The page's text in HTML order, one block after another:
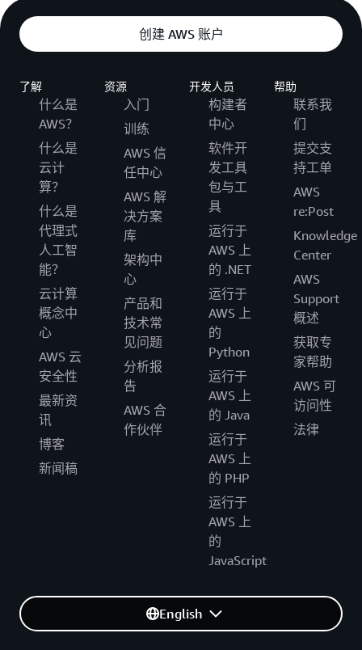
创建 AWS 账户
了解
什么是
AWS？
什么是
云计
算？
什么是
代理式
人工智
能？
云计算
概念中
心
AWS 云
安全性
最新资
讯
博客
新闻稿
资源
入门
训练
AWS 信
任中心
AWS 解
决方案
库
架构中
心
产品和
技术常
见问题
分析报
告
AWS 合
作伙伴
开发人员
构建者
中心
软件开
发工具
包与工
具
运行于
AWS 上
的 .NET
运行于
AWS 上
的
Python
运行于
AWS 上
的 Java
运行于
AWS 上
的 PHP
运行于
AWS 上
的
JavaScript
帮助
联系我
们
提交支
持工单
AWS
re:Post
Knowledge
Center
AWS
Support
概述
获取专
家帮助
AWS 可
访问性
法律
English